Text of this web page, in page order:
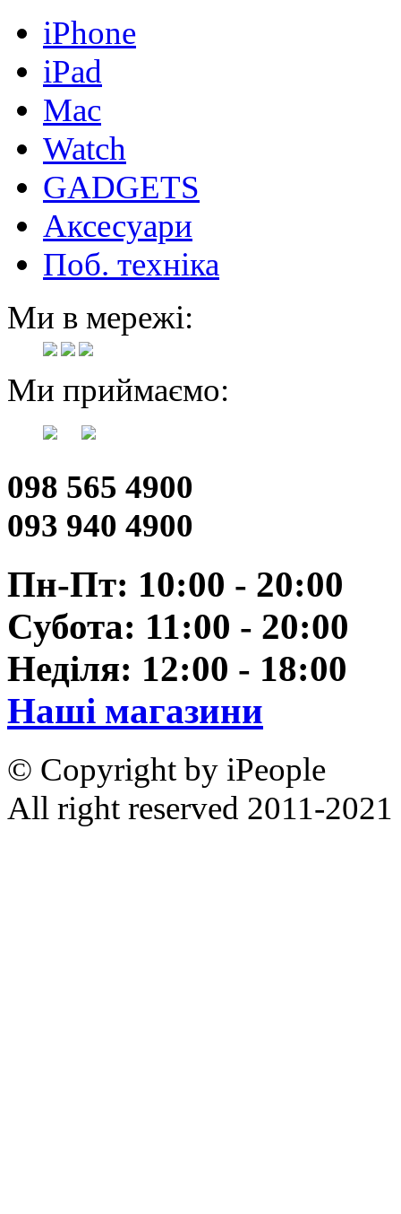
iPhone
iPad
Mac
Watch
GADGETS
Аксесуари
Поб. техніка
Ми в мережі:
Ми приймаємо:
098 565 4900
093 940 4900
Пн-Пт: 10:00 - 20:00
Субота: 11:00 - 20:00
Неділя: 12:00 - 18:00
Наші магазини
© Copyright by iPeople
All right reserved 2011-2021